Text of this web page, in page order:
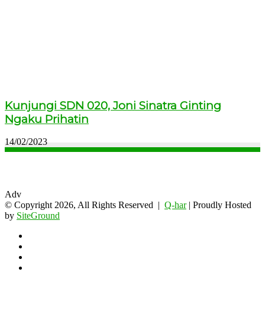
Kunjungi SDN 020, Joni Sinatra Ginting
Ngaku Prihatin
14/02/2023
Adv
© Copyright 2026, All Rights Reserved | Q-har| Proudly Hosted
by SiteGround